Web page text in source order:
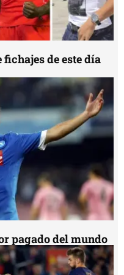
fichajes de este día
pagado del mundo